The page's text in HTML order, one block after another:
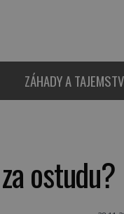
ZÁHADY A
ostudu?